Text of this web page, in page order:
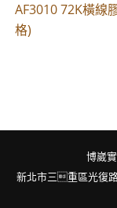
AF3010 72K橫線
格)
博崴
新北市三重區光復